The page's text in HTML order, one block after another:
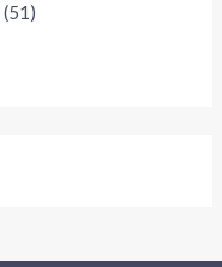
(51)